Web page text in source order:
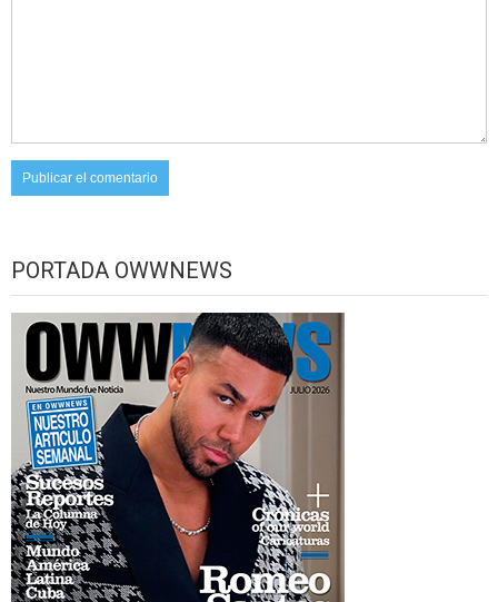
PORTADA OWWNEWS